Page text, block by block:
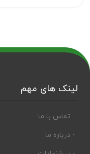
لینک های مهم
- تماس با ما
- درباره ما